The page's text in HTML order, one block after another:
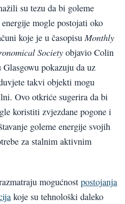
su tezu da bi goleme
mogle postojati oko
koje je u časopisuMonthly
Society objavio Colin
pokazuju da uz
takvi objekti mogu
Ovo otkriće sugerira da bi
koristiti zvjezdane pogone i
goleme energije svojih
za stalnim aktivnim
mogućnost postojanja
koje su tehnološki daleko